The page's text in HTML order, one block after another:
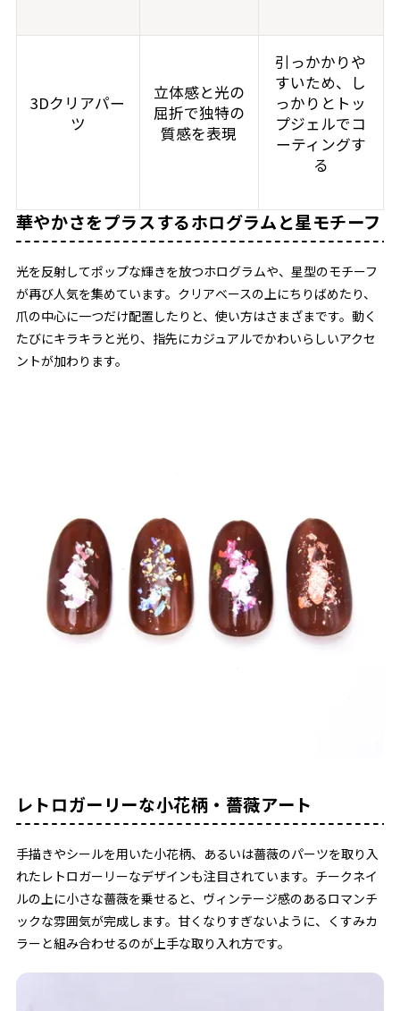
3Dクリアパー
ツ
立体感と光の
屈折で独特の
質感を表現
引っかかりや
すいため、し
っかりとトッ
プジェルでコ
ーティングす
る
華やかさをプラスするホログラムと星モチーフ
光を反射してポップな輝きを放つホログラムや、星型のモチーフ
が再び人気を集めています。クリアベースの上にちりばめたり、
爪の中心に一つだけ配置したりと、使い方はさまざまです。動く
たびにキラキラと光り、指先にカジュアルでかわいらしいアクセ
ントが加わります。
レトロガーリーな小花柄・薔薇アート
手描きやシールを用いた小花柄、あるいは薔薇のパーツを取り入
れたレトロガーリーなデザインも注目されています。チークネイ
ルの上に小さな薔薇を乗せると、ヴィンテージ感のあるロマンチ
ックな雰囲気が完成します。甘くなりすぎないように、くすみカ
ラーと組み合わせるのが上手な取り入れ方です。